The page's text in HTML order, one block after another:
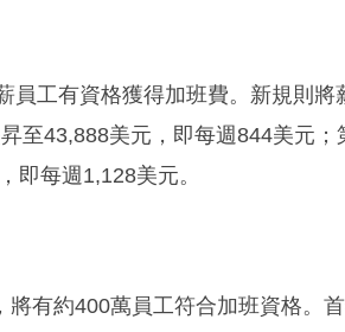
員工有資格獲得加班費。新規則將
至43,888美元，即每週844美元；
即每週1,128美元。
有約400萬員工符合加班資格。